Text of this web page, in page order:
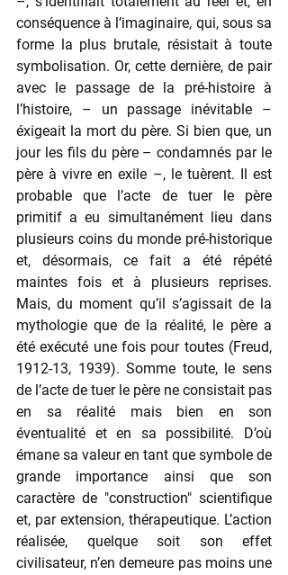
conséquence à l’imaginaire, qui, sous sa
forme la plus brutale, résistait à toute
symbolisation. Or, cette dernière, de pair
avec le passage de la pré-histoire à
l’histoire, – un passage inévitable –
éxigeait la mort du père. Si bien que, un
jour les fils du père – condamnés par le
père à vivre en exile –, le tuèrent. Il est
probable que l’acte de tuer le père
primitif a eu simultanément lieu dans
plusieurs coins du monde pré-historique
et, désormais, ce fait a été répété
maintes fois et à plusieurs reprises.
Mais, du moment qu’il s’agissait de la
mythologie que de la réalité, le père a
été exécuté une fois pour toutes (Freud,
1912-13, 1939). Somme toute, le sens
de l’acte de tuer le père ne consistait pas
en sa réalité mais bien en son
éventualité et en sa possibilité. D’où
émane sa valeur en tant que symbole de
grande importance ainsi que son
caractère de "construction" scientifique
et, par extension, thérapeutique. L’action
réalisée, quelque soit son effet
civilisateur, n’en demeure pas moins une